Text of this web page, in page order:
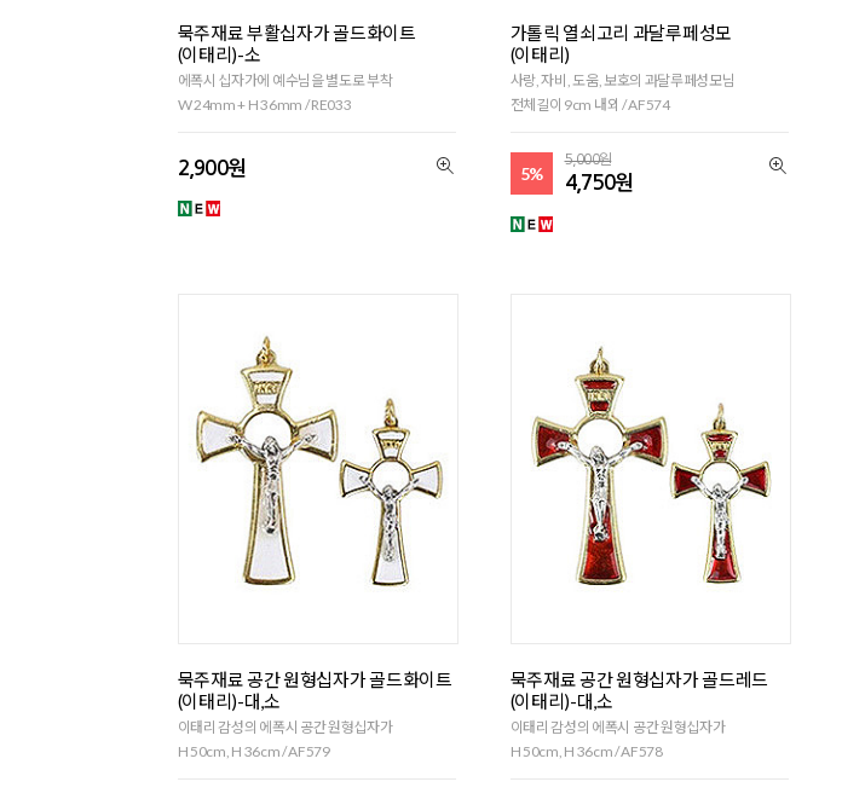
묵주재료 부활십자가 골드화이트
(이태리)-소
에폭시 십자가에 예수님을 별도로 부착
W 24mm + H 36mm / RE033
2,900원
가톨릭 열쇠고리 과달루페성모
(이태리)
사랑, 자비, 도움, 보호의 과달루페성모님
전체길이 9cm 내외 / AF574
5%
5,000원
4,750원
묵주재료 공간 원형십자가 골드화이트
(이태리)-대,소
이태리 감성의 에폭시 공간 원형십자가
H 50cm, H 36cm / AF579
묵주재료 공간 원형십자가 골드레드
(이태리)-대,소
이태리 감성의 에폭시 공간 원형십자가
H 50cm, H 36cm / AF578